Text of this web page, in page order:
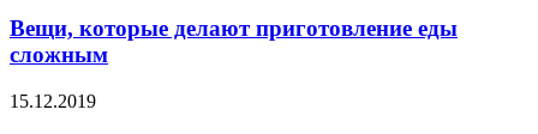
Вещи, которые делают приготовление еды
сложным
15.12.2019